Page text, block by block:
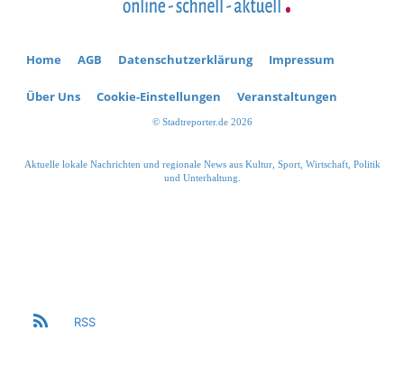
Home AGB Datenschutzerklärung Impressum
Über Uns Cookie-Einstellungen Veranstaltungen
© Stadtreporter.de 2026
Aktuelle lokale Nachrichten und regionale News aus Kultur, Sport, Wirtschaft, Politik
und Unterhaltung.
RSS